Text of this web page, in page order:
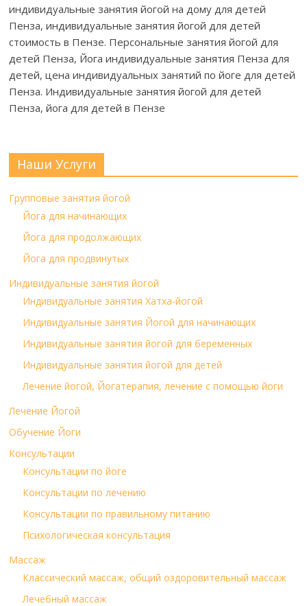
индивидуальные занятия йогой на дому для детей
Пенза, индивидуальные занятия йогой для детей
стоимость в Пензе. Персональные занятия йогой для
детей Пенза, Йога индивидуальные занятия Пенза для
детей, цена индивидуальных занятий по йоге для детей
Пенза. Индивидуальные занятия йогой для детей
Пенза, йога для детей в Пензе
Наши Услуги
Групповые занятия йогой
Йога для начинающих
Йога для продолжающих
Йога для продвинутых
Индивидуальные занятия йогой
Индивидуальные занятия Хатха-йогой
Индивидуальные занятия Йогой для начинающих
Индивидуальные занятия йогой для беременных
Индивидуальные занятия йогой для детей
Лечение йогой, Йогатерапия, лечение с помощью йоги
Лечение Йогой
Обучение Йоги
Консультации
Консультации по йоге
Консультации по лечению
Консультации по правильному питанию
Психологическая консультация
Массаж
Классический массаж, общий оздоровительный массаж
Лечебный массаж